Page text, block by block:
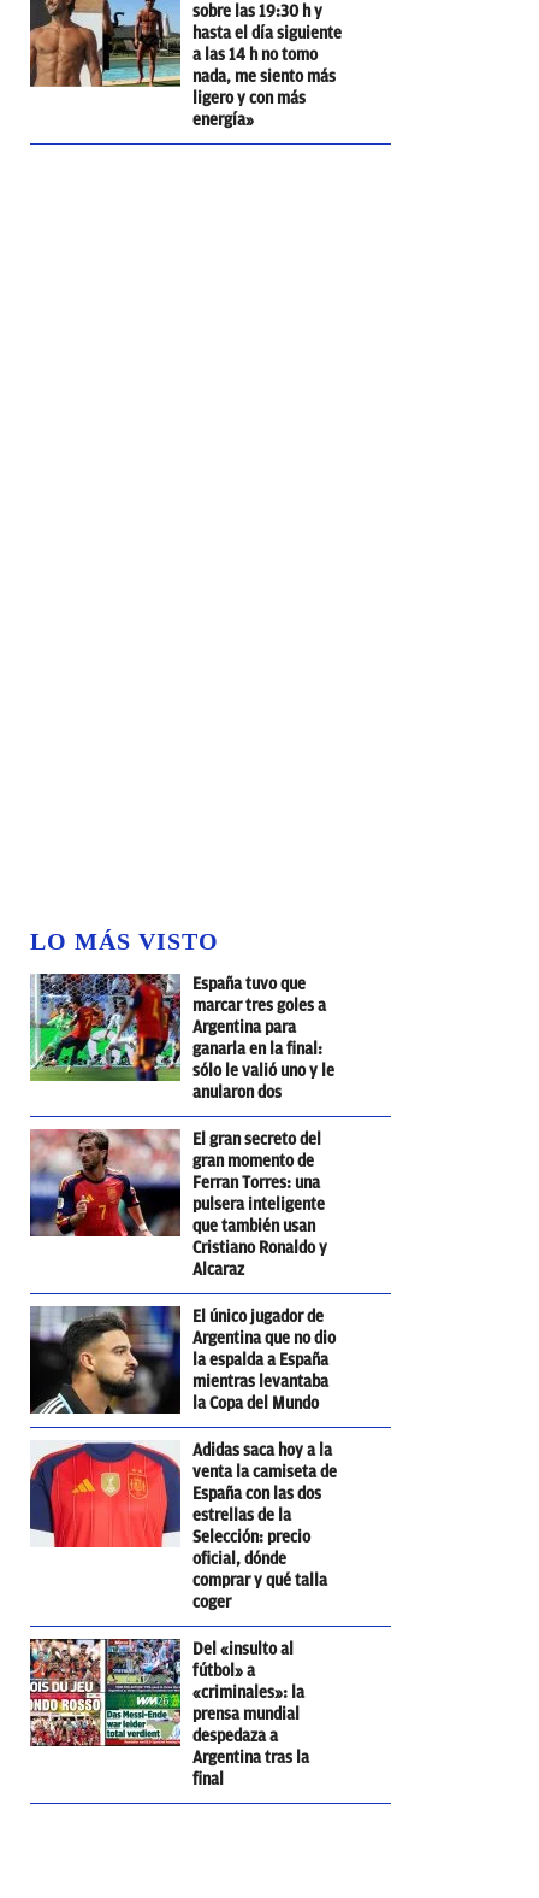
sobre las 19:30 h y
hasta el día siguiente
a las 14 h no tomo
nada, me siento más
ligero y con más
energía»
LO MÁS VISTO
España tuvo que
marcar tres goles a
Argentina para
ganarla en la final:
sólo le valió uno y le
anularon dos
El gran secreto del
gran momento de
Ferran Torres: una
pulsera inteligente
que también usan
Cristiano Ronaldo y
Alcaraz
El único jugador de
Argentina que no dio
la espalda a España
mientras levantaba
la Copa del Mundo
Adidas saca hoy a la
venta la camiseta de
España con las dos
estrellas de la
Selección: precio
oficial, dónde
comprar y qué talla
coger
Del «insulto al
fútbol» a
«criminales»: la
prensa mundial
despedaza a
Argentina tras la
final